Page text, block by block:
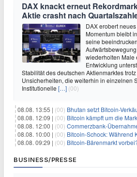
DAX knackt erneut
Aktie crasht nach
DAX erobert
Momentum bleibt
seine
wiederholten Male
Entwicklung
Stabilität des deutschen Aktienmarktes
Unsicherheiten, die weiterhin in einzelnen
Institutionelle […] (00)
08.08. 13:55 | (00) Bhutan setzt Bitcoin-Verkäufe
08.08. 12:09 | (00) Bitcoin kämpft um die Marke von $65.000,
08.08. 12:00 | (00) Commerzbank-Übernahme: Wie die Deutsche
08.08. 10:00 | (00) Bitcoin-Schock: Während Kurse fallen,
08.08. 09:29 | (00) Bitcoin-Bärenmarkt vorbei? Top-Analysten werden
BUSINESS/PRESSE